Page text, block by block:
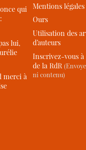
qui
lui,
merci à
Mentions légales
Ours
Utilisation des
d’auteurs
Inscrivez-vous
de la RdR
ni contenu)